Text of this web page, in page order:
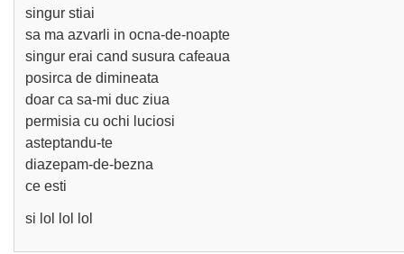
singur stiai
sa ma azvarli in ocna-de-noapte
singur erai cand susura cafeaua
posirca de dimineata
doar ca sa-mi duc ziua
permisia cu ochi luciosi
asteptandu-te
diazepam-de-bezna
ce esti
si lol lol lol